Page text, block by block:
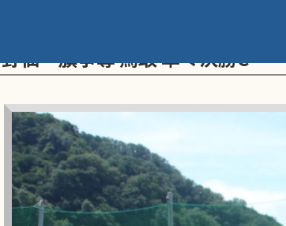
野仙一旗争奪 鳥取 準々決勝C